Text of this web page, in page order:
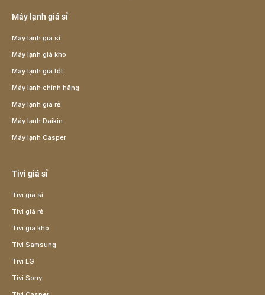
Máy lạnh giá sỉ
Máy lạnh giá sỉ
Máy lạnh giá kho
Máy lạnh giá tốt
Máy lạnh chính hãng
Máy lạnh giá rẻ
Máy lạnh Daikin
Máy lạnh Casper
Tivi giá sỉ
Tivi giá sỉ
Tivi giá rẻ
Tivi giá kho
Tivi Samsung
Tivi LG
Tivi Sony